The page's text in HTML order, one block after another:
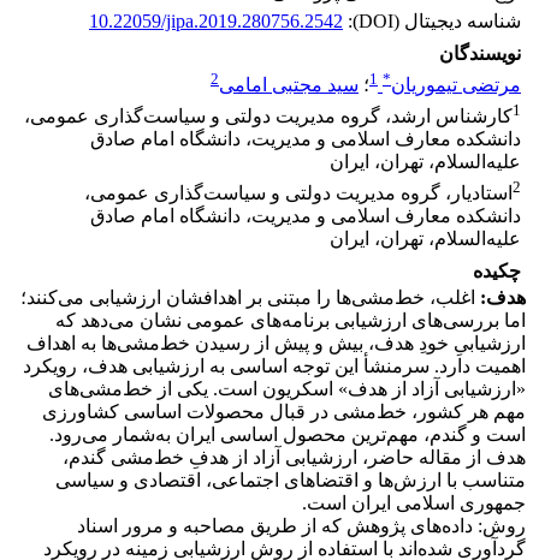
شناسه دیجیتال (DOI):
10.22059/jipa.2019.280756.2542
نویسندگان
مرتضی تیموریان*
1؛ سید مجتبی امامی2
1کارشناس ارشد، گروه مدیریت دولتی و سیاست‌گذاری عمومی،
دانشکده معارف اسلامی و مدیریت، دانشگاه امام صادق
علیه‌السلام، تهران، ایران
2 استادیار، گروه مدیریت دولتی و سیاست‌گذاری عمومی،
دانشکده معارف اسلامی و مدیریت، دانشگاه امام صادق
علیه‌السلام، تهران، ایران
چکیده
هدف: اغلب، خط‌مشی‌ها را مبتنی بر اهدافشان ارزشیابی می‌کنند؛
اما بررسی‌های ارزشیابی برنامه‌های عمومی نشان ‏می‌دهد که
ارزشیابیِ خودِ هدف، بیش و پیش از رسیدن خط‌مشی‌ها به اهداف
اهمیت دارد. سرمنشأ این توجه ‏اساسی به ارزشیابی هدف، رویکرد
«ارزشیابی آزاد از هدف» اسکریون است. یکی از خط‌مشی‌های
مهم هر ‏کشور، خط‌مشی در قبال محصولات اساسی کشاورزی
است و گندم، مهم‌ترین محصول اساسی ایران به‌شمار می‌رود.
هدف از مقاله حاضر، ارزشیابی آزاد از هدفِ خط‌مشی گندم،
متناسب با ارزش‌ها و اقتضاهای ‏اجتماعی، اقتصادی و سیاسی
جمهوری اسلامی ایران است.
روش: داده‌های پژوهش که از طریق مصاحبه و مرور اسناد
گردآوری ‌شده‌اند با استفاده از روش ارزشیابی زمینه ‏در رویکرد